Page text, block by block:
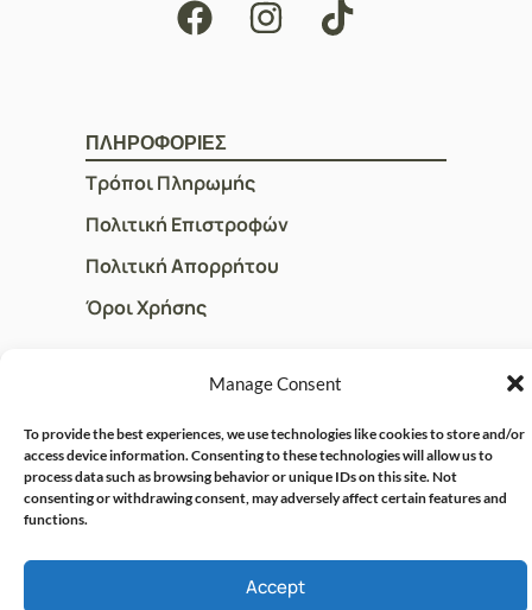
Manage Consent
To provide the best experiences, we use technologies like cookies to store and/or
access device information. Consenting to these technologies will allow us to
process data such as browsing behavior or unique IDs on this site. Not
consenting or withdrawing consent, may adversely affect certain features and
functions.
Accept
ΠΛΗΡΟΦΟΡΙΕΣ
Τρόποι Πληρωμής
Πολιτική Επιστροφών
Πολιτική Απορρήτου
Όροι Χρήσης
ΓΡΗΓΟΡOI ΣΥΝΔΕΣΜΟΙ
Ο Λογαριασμός μου
Η Ομάδα μας
Επικοινωνία